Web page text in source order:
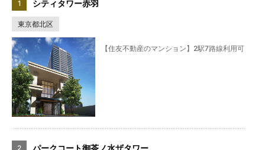
シティタワー赤羽
東京都北区
【住友不動産のマンション】2駅7路線利用可
パークコート御茶ノ水ザタワー